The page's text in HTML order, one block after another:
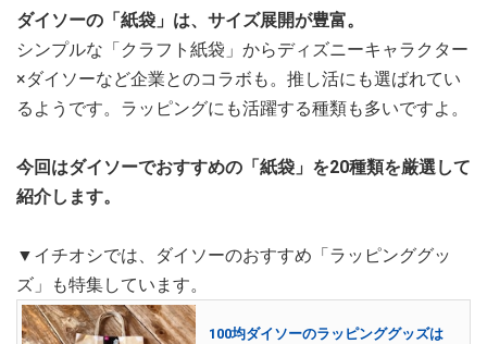
ダイソーの「紙袋」は、サイズ展開が豊富。
シンプルな「クラフト紙袋」からディズニーキャラクター
×ダイソーなど企業とのコラボも。推し活にも選ばれてい
るようです。ラッピングにも活躍する種類も多いですよ。
今回はダイソーでおすすめの「紙袋」を20種類を厳選して
紹介します。
▼イチオシでは、ダイソーのおすすめ「ラッピンググッ
ズ」も特集しています。
100均ダイソーのラッピンググッズは